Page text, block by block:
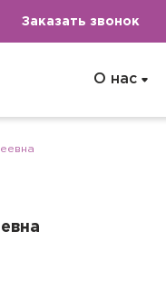
Заказать звонок
О нас